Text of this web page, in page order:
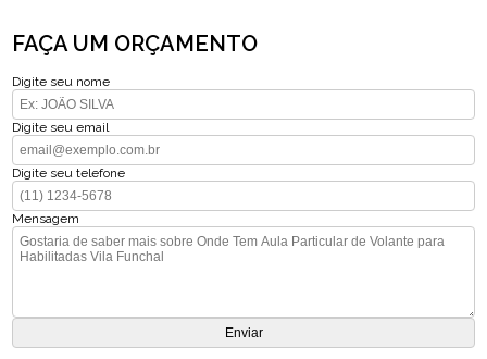
FAÇA UM ORÇAMENTO
Digite seu nome
Digite seu email
Digite seu telefone
Mensagem